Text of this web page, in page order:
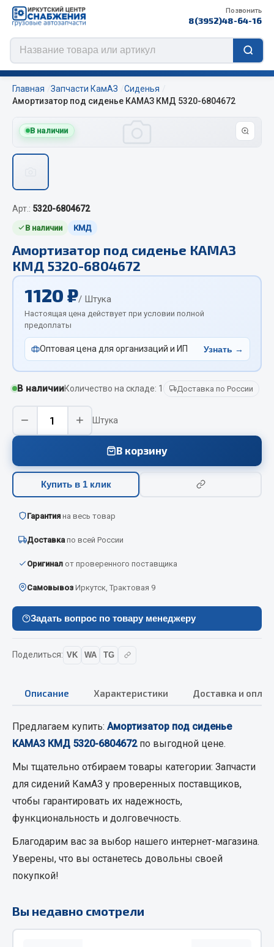
Позвонить
8(3952)48-64-16
Цепи противоскольжения
QITONG
Отопители салона, подогреватели
Автономные воздушные отопители
Жидкостные подогреватели
Отопители салона
Подогреватели тосола
Весь раздел
Автотовары
Автокаталоги
Аксессуары автомобильные
Брызговики
Вентиляторы кабины
Весь раздел
Охладжающие жидкости
Весь раздел
МЕТИЗЫ
Болты
Гайки
Главная Запчасти КамАЗ
Сиденья
Амортизатор под сиденье КАМАЗ КМД 5320-6804672
В наличии
Арт.: 5320-6804672
В наличии КМД
Амортизатор под сиденье КАМАЗ
КМД 5320-6804672
1120 ₽/ Штука
Настоящая цена действует при условии полной
предоплаты
Оптовая цена для организаций и ИП Узнать →
В наличииКоличество на складе: 1 Доставка по России
− + Штука
В корзину
Купить в 1 клик
Гарантия на весь товар
Доставка по всей России
Оригинал от проверенного поставщика
Самовывоз Иркутск, Трактовая 9
Задать вопрос по товару менеджеру
Поделиться: VK WA TG
Описание Характеристики Доставка и
Предлагаем купить: Амортизатор под сиденье
КАМАЗ КМД 5320-6804672по выгодной цене.
Мы тщательно отбираем товары категории: Запчасти
для сидений КамАЗ у проверенных поставщиков,
чтобы гарантировать их надежность,
функциональность и долговечность.
Благодарим вас за выбор нашего интернет-магазина.
Уверены, что вы останетесь довольны своей
покупкой!
Вы недавно смотрели